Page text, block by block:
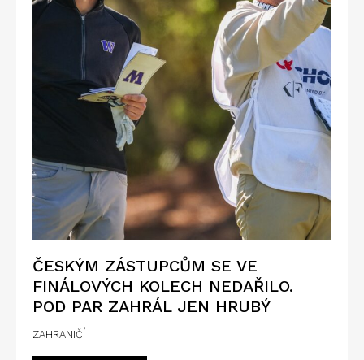
ČESKÝM ZÁSTUPCŮM SE VE
FINÁLOVÝCH KOLECH NEDAŘILO.
POD PAR ZAHRÁL JEN HRUBÝ
ZAHRANIČÍ